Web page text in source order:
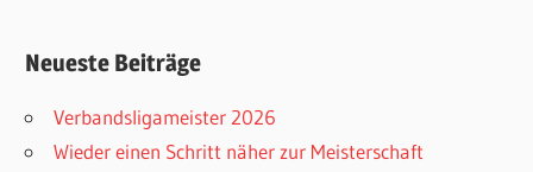
Neueste Beiträge
Verbandsligameister 2026
Wieder einen Schritt näher zur Meisterschaft